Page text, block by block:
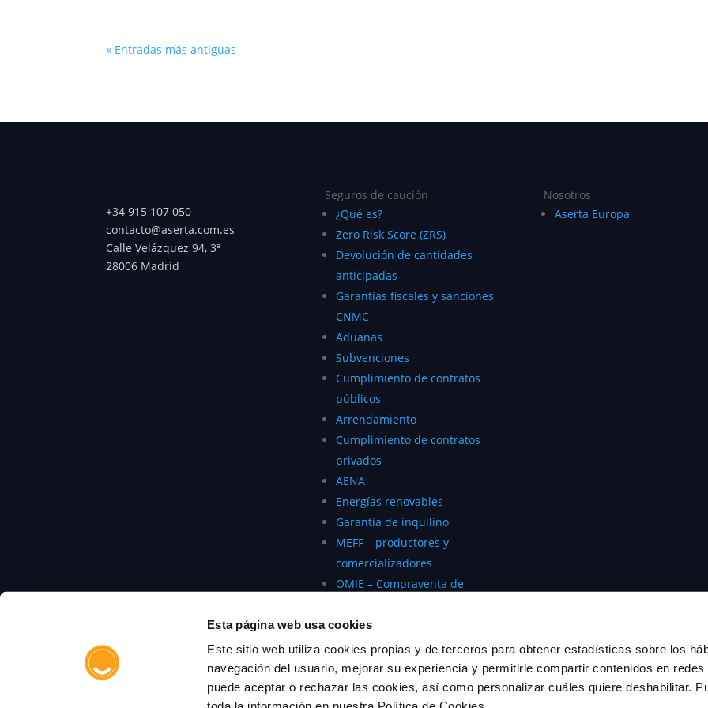
Esta página web usa cookies
Este sitio web utiliza cookies propias y de terceros para obtener estadísticas sobre los
navegación del usuario, mejorar su experiencia y permitirle compartir contenidos en
puede aceptar o rechazar las cookies, así como personalizar cuáles quiere deshabilitar.
« Entradas más antiguas
+34 915 107 050
contacto@aserta.com.es
Calle Velázquez 94, 3ª
28006 Madrid
Seguros de caución
¿Qué es?
Zero Risk Score (ZRS)
Devolución de cantidades
anticipadas
Garantías fiscales y sanciones
CNMC
Aduanas
Subvenciones
Cumplimiento de contratos
públicos
Arrendamiento
Cumplimiento de contratos
privados
AENA
Energías renovables
Garantía de inquilino
MEFF – productores y
comercializadores
OMIE – Compraventa de
Nosotros
Aserta Europa
Aserta Europa Seguros y Reaseguros S.A.U. Política de Privacidad